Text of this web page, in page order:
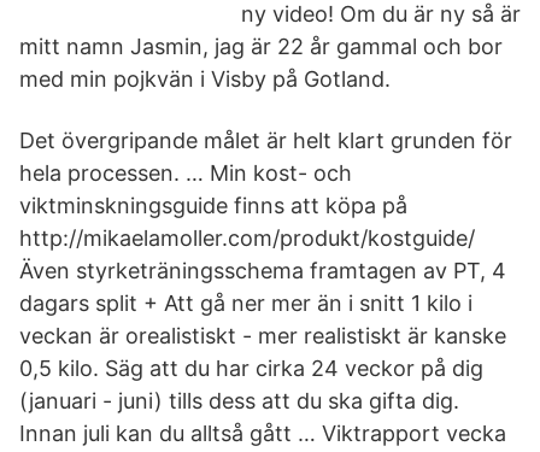
ny video! Om du är ny så är
mitt namn Jasmin, jag är 22 år gammal och bor
med min pojkvän i Visby på Gotland.
Det övergripande målet är helt klart grunden för
hela processen. … Min kost- och
viktminskningsguide finns att köpa på
http://mikaelamoller.com/produkt/kostguide/
Även styrketräningsschema framtagen av PT, 4
dagars split + Att gå ner mer än i snitt 1 kilo i
veckan är orealistiskt - mer realistiskt är kanske
0,5 kilo. Säg att du har cirka 24 veckor på dig
(januari - juni) tills dess att du ska gifta dig.
Innan juli kan du alltså gått … Viktrapport vecka